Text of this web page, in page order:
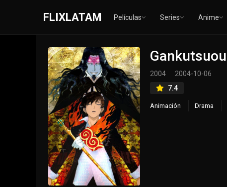
FLIXLATAM Películas Series Anime
Gankutsuou
2004
2004-10-06
7.4
Animación Drama